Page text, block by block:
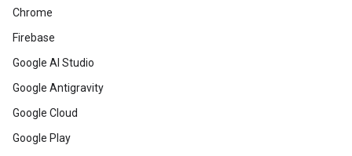
Chrome
Firebase
Google AI Studio
Google Antigravity
Google Cloud
Google Play